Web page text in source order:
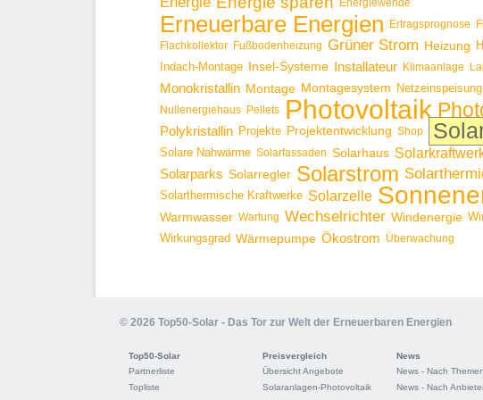
Energiewende
Erneuerbare Energien Ertragsprognose
Flachkollektor Fußbodenheizung Grüner Strom Heizung
Indach-Montage
Insel-Systeme Installateur Klimaanlage
Monokristallin Montage Montagesystem Netzeinspeisung
Nullenergiehaus Pellets Photovoltaik
Polykristallin Projekte Projektentwicklung Shop
Solare Nahwärme Solarfassaden Solarhaus
Solarparks Solarregler Solarstrom
Solarthermische Kraftwerke Solarzelle
Warmwasser Wartung Wechselrichter Windenergie
Wirkungsgrad Wärmepumpe Ökostrom Überwachung
© 2026 Top50-Solar - Das Tor zur Welt der Erneuerbaren Energien
Top50-Solar
Partnerliste
Topliste
Preisvergleich
Übersicht Angebote
Solaranlagen-Photovoltaik
News
News - Nach Themen
News - Nach